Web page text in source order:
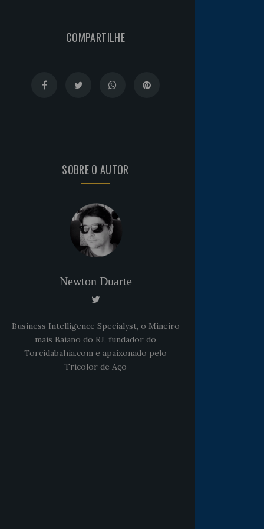
COMPARTILHE
SOBRE O AUTOR
Newton Duarte
Business Intelligence Specialyst, o Mineiro
mais Baiano do RJ, fundador do
Torcidabahia.com e apaixonado pelo
Tricolor de Aço